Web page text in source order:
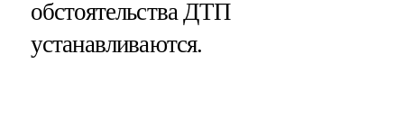
обстоятельства ДТП
устанавливаются.